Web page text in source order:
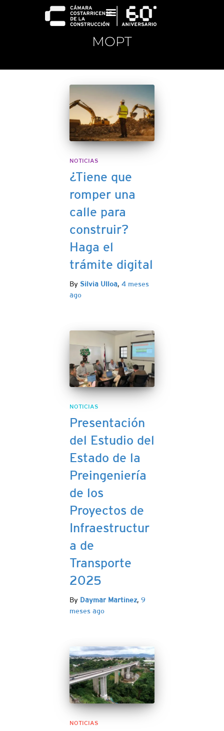
MOPT
NOTICIAS
¿Tiene que
romper una
calle para
construir?
Haga el
trámite digital
By Silvia Ulloa, 4 meses
ago
NOTICIAS
Presentación
del Estudio del
Estado de la
Preingeniería
de los
Proyectos de
Infraestructur
a de
Transporte
2025
By Daymar Martinez, 9
meses ago
NOTICIAS